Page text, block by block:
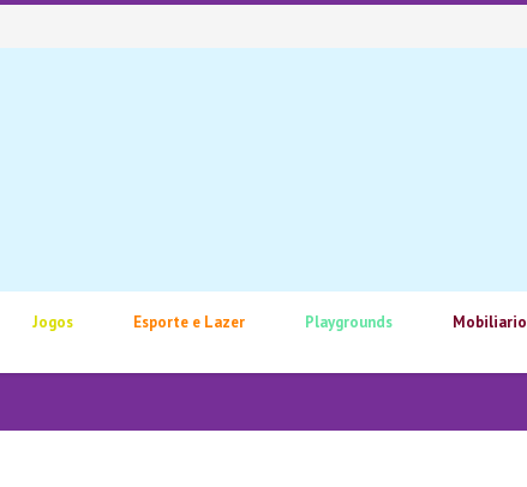
Jogos Esporte e Lazer Playgrounds Mobiliario